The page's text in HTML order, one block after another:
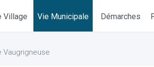
Village Vie Municipale Démarches
Vaugrigneuse